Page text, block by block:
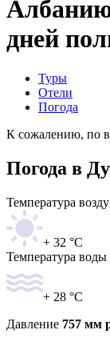
дней
Туры
Отели
Погода
К сожалению, по
Погода в
Температура
+ 32 °C
Температура воды
+ 28 °C
Давление 757 мм